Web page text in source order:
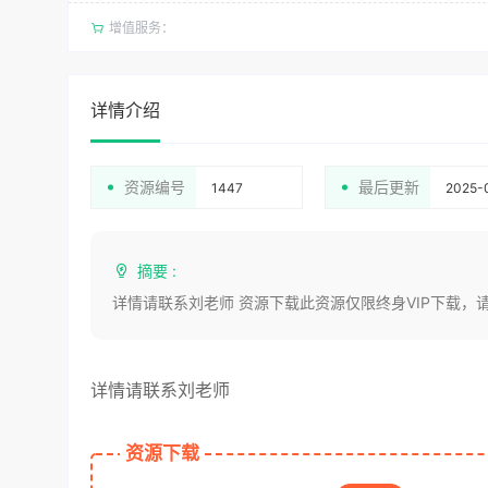
增值服务：
详情介绍
资源编号 1447 最后更新 2025-
摘要 :
详情请联系刘老师 资源下载此资源仅限终身VIP下载，
详情请联系刘老师
资源下载